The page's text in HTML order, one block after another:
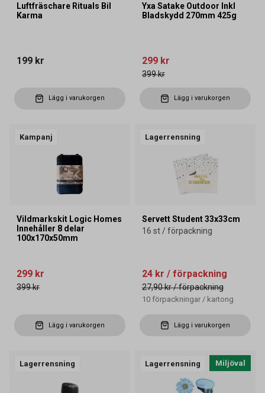
Luftfräschare Rituals Bil
Karma
199 kr
Lägg i varukorgen
Yxa Satake Outdoor Inkl
Bladskydd 270mm 425g
299 kr
399 kr
Lägg i varukorgen
Kampanj
Vildmarkskit Logic Homes
Innehåller 8 delar
100x170x50mm
299 kr
399 kr
Lägg i varukorgen
Lagerrensning
Servett Student 33x33cm
16 st / förpackning
24 kr / förpackning
27,90 kr/ förpackning
10 förpackningar / kartong
Lägg i varukorgen
Lagerrensning Lagerrensning Miljöval